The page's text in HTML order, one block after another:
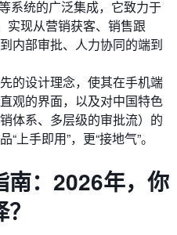
系统的广泛集成，它致力于
实现从营销获客、销售跟
内部审批、人力协同的端到
的设计理念，使其在手机端
观的界面，以及对中国特色
体系、多层级的审批流）的
上手即用”，更“接地气”。
南：2026年，你